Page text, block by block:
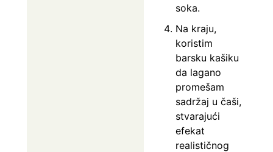
soka.
Na kraju,
koristim
barsku kašiku
da lagano
promešam
sadržaj u čaši,
stvarajući
efekat
realističnog